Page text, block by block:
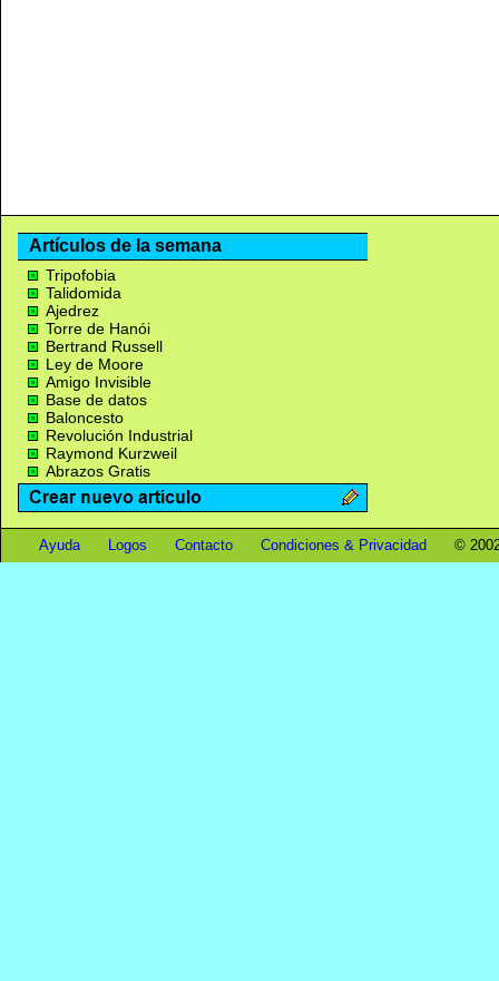
Artículos de la semana
Tripofobia
Talidomida
Ajedrez
Torre de Hanói
Bertrand Russell
Ley de Moore
Amigo Invisible
Base de datos
Baloncesto
Revolución Industrial
Raymond Kurzweil
Abrazos Gratis
Ayuda Logos Contacto Condiciones & Privacidad ©